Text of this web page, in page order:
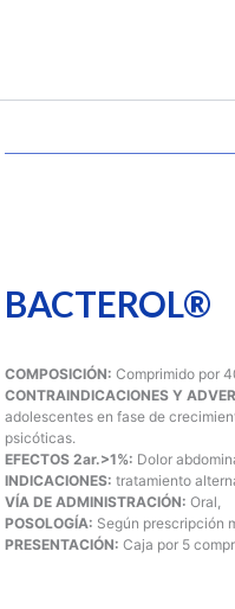
BACTEROL®
COMPOSICIÓN: Comprimido por
CONTRAINDICACIONES Y
adolescentes en fase de
psicóticas.
EFECTOS 2ar.>1%: Dolor
INDICACIONES: tratamiento
VÍA DE ADMINISTRACIÓN: Oral,
POSOLOGÍA: Según prescripción
PRESENTACIÓN: Caja por 5